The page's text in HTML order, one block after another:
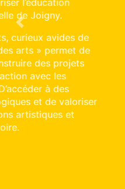
et culturelle qui
territoire : cliquer
saison à venir !
Vous souhaitez
artistiques en
cliquer et explorer
cours ! Vous
pratiquer une
cliquer et explorer
Previous